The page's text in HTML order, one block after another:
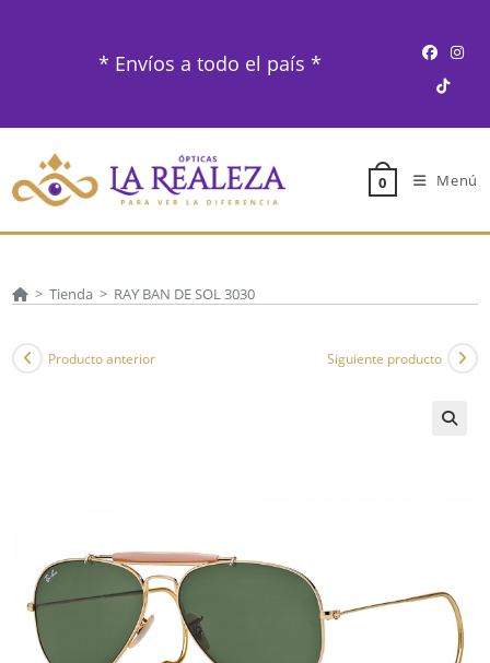
* Envíos a todo el país *
0 Menú
> Tienda > RAY BAN DE SOL 3030
Producto anterior Siguiente producto